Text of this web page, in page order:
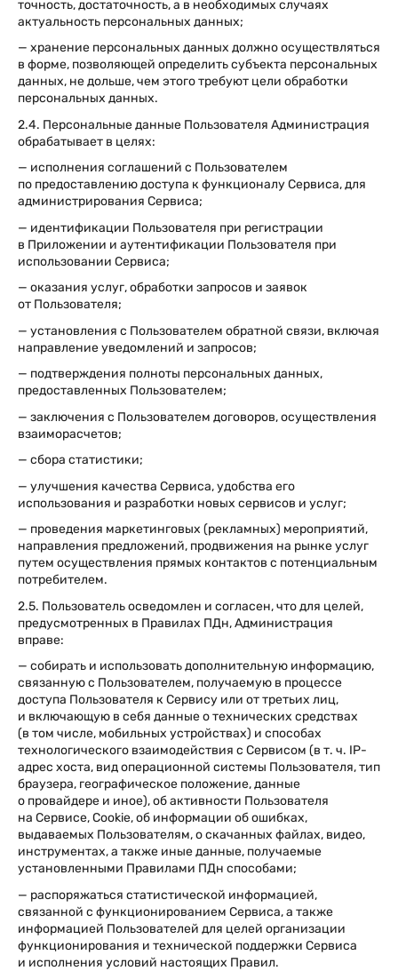
точность, достаточность, а в необходимых случаях
актуальность персональных данных;
— хранение персональных данных должно осуществляться
в форме, позволяющей определить субъекта персональных
данных, не дольше, чем этого требуют цели обработки
персональных данных.
2.4. Персональные данные Пользователя Администрация
обрабатывает в целях:
— исполнения соглашений с Пользователем
по предоставлению доступа к функционалу Сервиса, для
администрирования Сервиса;
— идентификации Пользователя при регистрации
в Приложении и аутентификации Пользователя при
использовании Сервиса;
— оказания услуг, обработки запросов и заявок
от Пользователя;
— установления с Пользователем обратной связи, включая
направление уведомлений и запросов;
— подтверждения полноты персональных данных,
предоставленных Пользователем;
— заключения с Пользователем договоров, осуществления
взаиморасчетов;
— сбора статистики;
— улучшения качества Сервиса, удобства его
использования и разработки новых сервисов и услуг;
— проведения маркетинговых (рекламных) мероприятий,
направления предложений, продвижения на рынке услуг
путем осуществления прямых контактов с потенциальным
потребителем.
2.5. Пользователь осведомлен и согласен, что для целей,
предусмотренных в Правилах ПДн, Администрация
вправе:
— собирать и использовать дополнительную информацию,
связанную с Пользователем, получаемую в процессе
доступа Пользователя к Сервису или от третьих лиц,
и включающую в себя данные о технических средствах
(в том числе, мобильных устройствах) и способах
технологического взаимодействия с Сервисом (в т. ч. IP-
адрес хоста, вид операционной системы Пользователя, тип
браузера, географическое положение, данные
о провайдере и иное), об активности Пользователя
на Сервисе, Cookie, об информации об ошибках,
выдаваемых Пользователям, о скачанных файлах, видео,
инструментах, а также иные данные, получаемые
установленными Правилами ПДн способами;
— распоряжаться статистической информацией,
связанной с функционированием Сервиса, а также
информацией Пользователей для целей организации
функционирования и технической поддержки Сервиса
и исполнения условий настоящих Правил.